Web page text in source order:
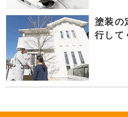
塗装の
行して